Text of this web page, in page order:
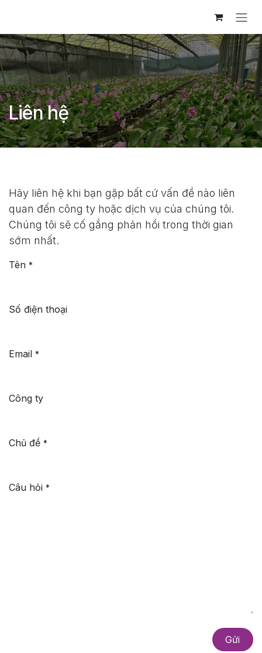
Liên hệ
Hãy liên hệ khi bạn gặp bất cứ vấn đề nào liên
quan đến công ty hoặc dịch vụ của chúng tôi.
Chúng tôi sẽ cố gắng phản hồi trong thời gian
sớm nhất.
Tên *
Số điện thoại
Email *
Công ty
Chủ đề *
Câu hỏi *
​​​​​​Gửi